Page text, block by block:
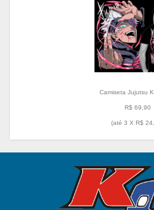
Camiseta Jujutsu
R$ 69,90
(até 3 X R$